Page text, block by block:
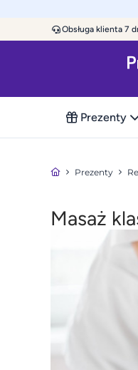
Obsługa klienta 7
Prezenty
Prezenty
Masaż